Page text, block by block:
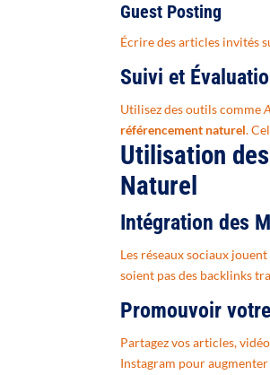
Guest Posting
Écrire des articles invités
Suivi et
Utilisez des outils comme
référencement naturel.
Utilisation
Naturel
Intégration des
Les réseaux sociaux
soient pas des backlinks
Promouvoir
Partagez vos articles,
Instagram pour